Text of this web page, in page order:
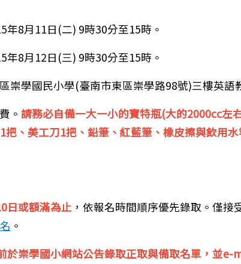
請親師生務必注意暑假水域安全及認識相關自救
8月11日(二) 9時30分至15時。
8月12日(三) 9時30分至15時。
崇學國民小學(臺南市東區崇學路98號)三樓英語
。 請務必自備一大一小的寶特瓶(大的2000cc左
把、美工刀1把、鉛筆、紅藍筆、橡皮擦與飲用
日或額滿為止，依報名時間順序優先錄取。僅接
。
於崇學國小網站公告錄取正取與備取名單，並e-